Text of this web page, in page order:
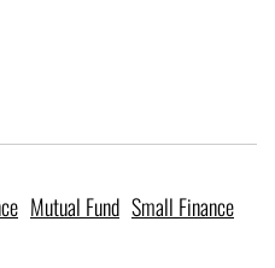
Mutual Fund Small Finance